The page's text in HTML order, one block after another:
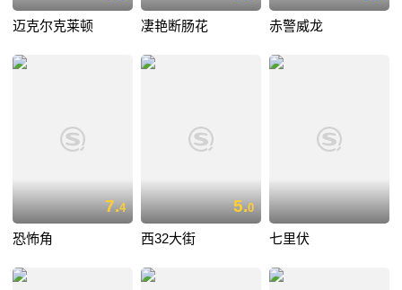
迈克尔克莱顿 凄艳断肠花 赤警威龙
7.4
恐怖角
5.0
西32大街 七里伏